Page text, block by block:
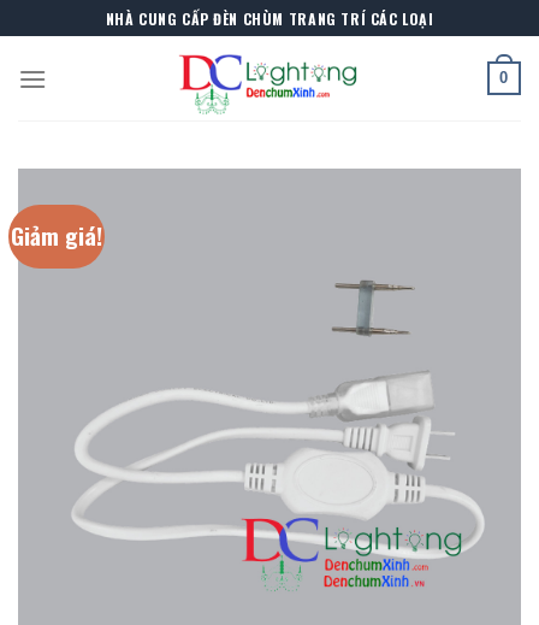
to
content
NHÀ CUNG CẤP ĐÈN CHÙM TRANG TRÍ CÁC LOẠI
0
Giảm giá!